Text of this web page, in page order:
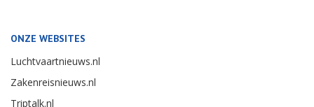
ONZE WEBSITES
Luchtvaartnieuws.nl
Zakenreisnieuws.nl
Triptalk.nl